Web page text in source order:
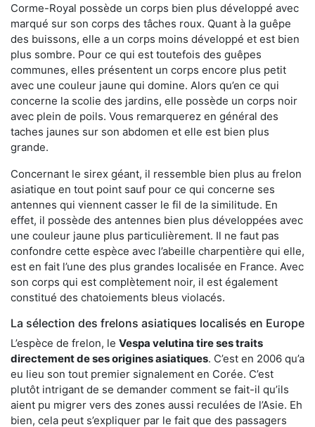
Corme-Royal possède un corps bien plus développé avec
marqué sur son corps des tâches roux. Quant à la guêpe
des buissons, elle a un corps moins développé et est bien
plus sombre. Pour ce qui est toutefois des guêpes
communes, elles présentent un corps encore plus petit
avec une couleur jaune qui domine. Alors qu’en ce qui
concerne la scolie des jardins, elle possède un corps noir
avec plein de poils. Vous remarquerez en général des
taches jaunes sur son abdomen et elle est bien plus
grande.
Concernant le sirex géant, il ressemble bien plus au frelon
asiatique en tout point sauf pour ce qui concerne ses
antennes qui viennent casser le fil de la similitude. En
effet, il possède des antennes bien plus développées avec
une couleur jaune plus particulièrement. Il ne faut pas
confondre cette espèce avec l’abeille charpentière qui elle,
est en fait l’une des plus grandes localisée en France. Avec
son corps qui est complètement noir, il est également
constitué des chatoiements bleus violacés.
La sélection des frelons asiatiques localisés en Europe
L’espèce de frelon, le Vespa velutina tire ses traits
directement de ses origines asiatiques. C’est en 2006 qu’a
eu lieu son tout premier signalement en Corée. C’est
plutôt intrigant de se demander comment se fait-il qu’ils
aient pu migrer vers des zones aussi reculées de l’Asie. Eh
bien, cela peut s’expliquer par le fait que des passagers